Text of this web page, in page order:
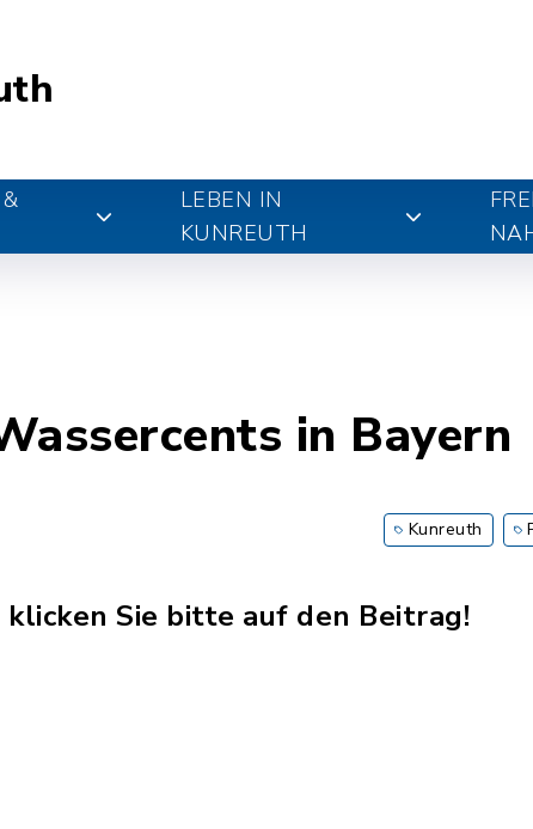
LEBEN IN
KUNREUTH
in Bayern
Kunreuth
Sie bitte auf den Beitrag!